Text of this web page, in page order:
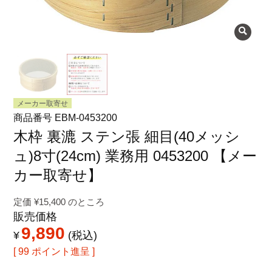
お問い合わせ
プライバシーポリシー
特定商取引法に関する表示
メーカー取寄せ
商品番号 EBM-0453200
木枠 裏漉 ステン張 細目(40メッシ
ュ)8寸(24cm) 業務用 0453200 【メー
カー取寄せ】
定価 ¥15,400 のところ
販売価格
¥ 9,890 税込
99 ポイント進呈 ]